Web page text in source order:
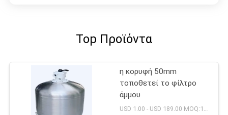
Top Προϊόντα
η κορυφή 50mm
τοποθετεί το φίλτρο
άμμου
USD 1.00 - USD 189.00 MOQ:1set